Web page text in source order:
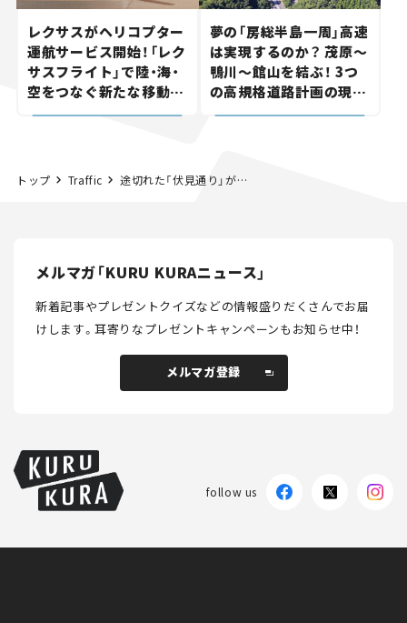
レクサスがヘリコプター
運航サービス開始！「レク
サスフライト」で陸・海・
空をつなぐ新たな移動体
験とは
夢の「房総半島一周」高速
は実現するのか？ 茂原～
鴨川～館山を結ぶ！ 3つ
の高規格道路計画の現
状。「館山鴨川道路」で検
トップ Traffic 途切れた「伏見通り」が埼玉県内で延伸！ 川越街道を越え「さいたま市」まで直結する壮大な計画の全貌【いま気になる道路計画】
メルマガ「KURU KURAニュース」
新着記事やプレゼントクイズなどの情報盛りだくさんでお届
けします。耳寄りなプレゼントキャンペーンもお知らせ中！
メルマガ登録
follow us